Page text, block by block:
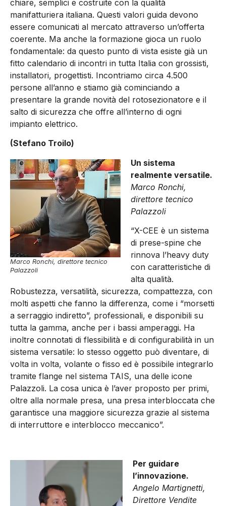
chiare, semplici e costruite con la qualità
manifatturiera italiana. Questi valori guida devono
essere comunicati al mercato attraverso un’offerta
coerente. Ma anche la formazione gioca un ruolo
fondamentale: da questo punto di vista esiste già un
fitto calendario di incontri in tutta Italia con grossisti,
installatori, progettisti. Incontriamo circa 4.500
persone all’anno e stiamo già cominciando a
presentare la grande novità del rotosezionatore e il
salto di sicurezza che offre all’interno di ogni
impianto elettrico.
(Stefano Troilo)
Marco Ronchi, direttore tecnico
Palazzoli
Un sistema
realmente versatile.
Marco Ronchi,
direttore tecnico
Palazzoli
“X-CEE è un sistema
di prese-spine che
rinnova l’heavy duty
con caratteristiche di
alta qualità.
Robustezza, versatilità, sicurezza, compattezza, con
molti aspetti che fanno la differenza, come i “morsetti
a serraggio indiretto”, professionali, e disponibili su
tutta la gamma, anche per i bassi amperaggi. Ha
inoltre connotati di flessibilità e di configurabilità in un
sistema versatile: lo stesso oggetto può diventare, di
volta in volta, volante o fisso ed è possibile integrarlo
tramite flange nel sistema TAIS, una delle icone
Palazzoli. La cosa unica è l’aver proposto per primi,
oltre alla normale presa, una presa interbloccata che
garantisce una maggiore sicurezza grazie al sistema
di interruttore e interblocco meccanico”.
Per guidare
l’innovazione.
Angelo Martignetti,
Direttore Vendite